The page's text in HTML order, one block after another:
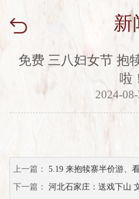
新
免费 三八妇女节 抱
啦！
2024-
上一篇： 5.19 来抱犊寨半价游、
下一篇： 河北石家庄：送戏下山